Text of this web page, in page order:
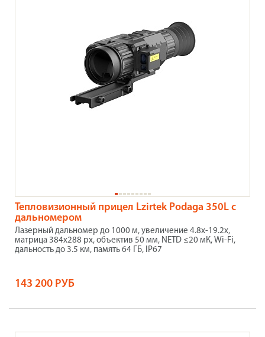
Тепловизионный прицел Lzirtek Podaga 350L с
дальномером
Лазерный дальномер до 1000 м, увеличение 4.8х-19.2х,
матрица 384x288 рх, объектив 50 мм, NETD ≤20 мК, Wi-Fi,
дальность до 3.5 км, память 64 ГБ, IP67
143 200 РУБ